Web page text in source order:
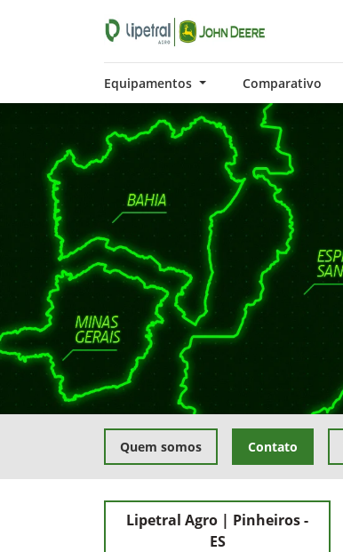
Equipamentos Comparativo
Quem somos Contato
Lipetral Agro | Pinheiros -
ES